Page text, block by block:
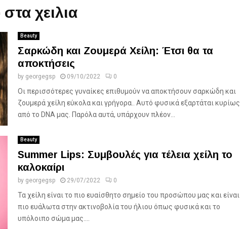
χειλια
Beauty
Σαρκώδη και Ζουμερά Χείλη: Έτσι θα τα
αποκτήσεις
by georgegsp 09/10/2022 0
Οι περισσότερες γυναίκες επιθυμούν να αποκτήσουν σαρκώδη και
ζουμερά χείλη εύκολα και γρήγορα.. Αυτό φυσικά εξαρτάται κυρίως
από το DNA μας. Παρόλα αυτά, υπάρχουν πλέον...
Beauty
Summer Lips: Συμβουλές για τέλεια χείλη το
καλοκαίρι
by georgegsp 29/07/2022 0
Τα χείλη είναι το πιο ευαίσθητο σημείο του προσώπου μας και είναι
πιο ευάλωτα στην ακτινοβολία του ήλιου όπως φυσικά και το
υπόλοιπο σώμα μας....